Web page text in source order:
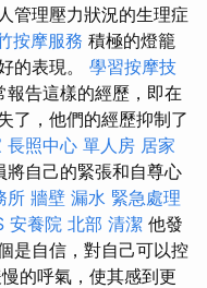
管理壓力狀況的生理症
按摩服務 積極的燈籠
的表現。 學習按摩技
報告這樣的經歷，即在
了，他們的經歷抑制了
長照中心 單人房 居家
將自己的緊張和自尊心
所 牆壁 漏水 緊急處理
安養院 北部 清潔 他發
是自信，對自己可以控
的呼氣，使其感到更